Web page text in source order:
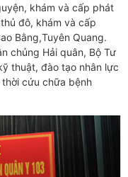
khám và cấp phát
đô, khám và cấp
Bằng,Tuyên Quang.
chủng Hải quân, Bộ Tư
thuật, đào tạo nhân lực
cứu chữa bệnh